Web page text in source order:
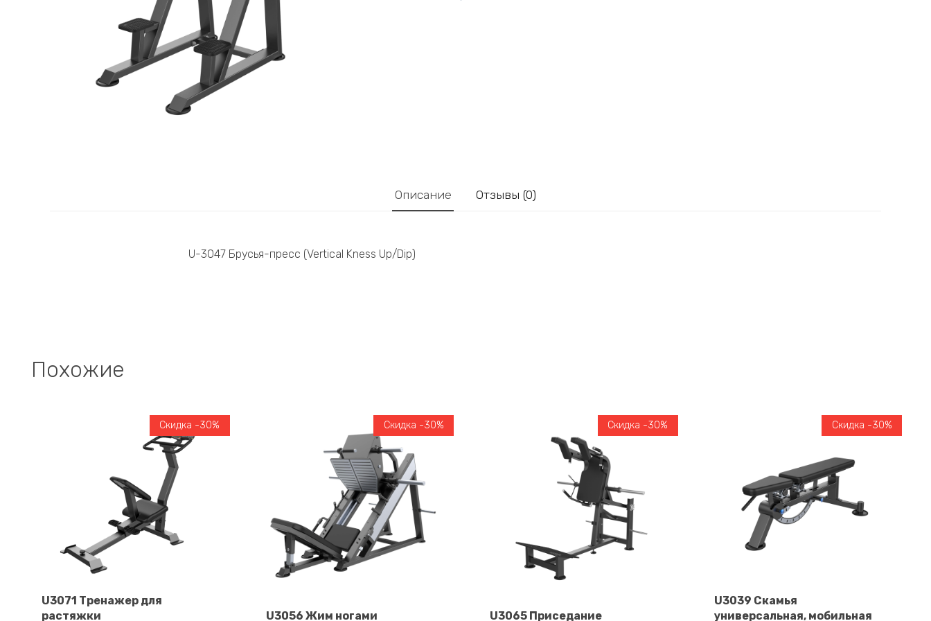
Описание Отзывы (0)
U-3047 Брусья-пресс (Vertical Kness Up/Dip)
Похожие
Скидка -30%
U3071 Тренажер для
растяжки
Скидка -30%
U3056 Жим ногами
Скидка -30%
U3065 Приседание
Скидка -30%
U3039 Скамья
универсальная, мобильная